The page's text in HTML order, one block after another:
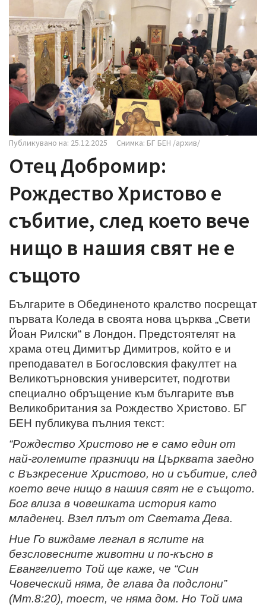
g
a
t
i
o
n
Публикувано на: 25.12.2025 Снимка: БГ БЕН /архив/
Отец Добромир:
Рождество Христово е
събитие, след което вече
нищо в нашия свят не е
същото
Българите в Обединеното кралство посрещат
първата Коледа в своята нова църква „Свети
Йоан Рилски“ в Лондон. Предстоятелят на
храма отец Димитър Димитров, който е и
преподавател в Богословския факултет на
Великотърновския университет, подготви
специално обръщение към българите във
Великобритания за Рождество Христово. БГ
БЕН публикува пълния текст:
“Рождество Христово не е само един от
най-големите празници на Църквата заедно
с Възкресение Христово, но и събитие, след
което вече нищо в нашия свят не е същото.
Бог влиза в човешката история като
младенец. Взел плът от Светата Дева.
Ние Го виждаме легнал в яслите на
безсловесните животни и по-късно в
Евангелието Той ще каже, че “Син
Човеческий няма, де глава да подслони”
(Мт.8:20), тоест, че няма дом. Но Той има